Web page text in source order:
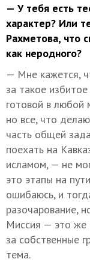
— У тебя есть
характер? Или
Рахметова, что
как неродного?
— Мне кажется,
за такое
готовой в любой
но все, что
часть общей
поехать на
исламом, — не
это этапы на
ошибаюсь, и
разочарование,
Миссия — это же
за собственные
тема.